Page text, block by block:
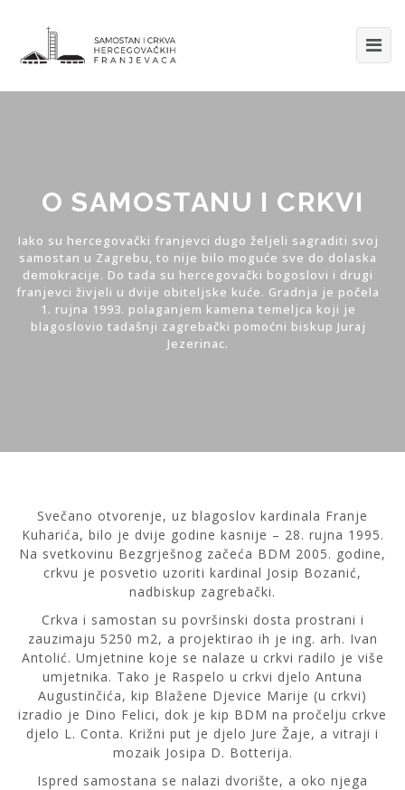
O SAMOSTANU I CRKVI
Iako su hercegovački franjevci dugo željeli sagraditi svoj
samostan u Zagrebu, to nije bilo moguće sve do dolaska
demokracije. Do tada su hercegovački bogoslovi i drugi
franjevci živjeli u dvije obiteljske kuće. Gradnja je počela
1. rujna 1993. polaganjem kamena temeljca koji je
blagoslovio tadašnji zagrebački pomoćni biskup Juraj
Jezerinac.
Svečano otvorenje, uz blagoslov kardinala Franje
Kuharića, bilo je dvije godine kasnije – 28. rujna 1995.
Na svetkovinu Bezgrješnog začeća BDM 2005. godine,
crkvu je posvetio uzoriti kardinal Josip Bozanić,
nadbiskup zagrebački.
Crkva i samostan su površinski dosta prostrani i
zauzimaju 5250 m2, a projektirao ih je ing. arh. Ivan
Antolić. Umjetnine koje se nalaze u crkvi radilo je više
umjetnika. Tako je Raspelo u crkvi djelo Antuna
Augustinčića, kip Blažene Djevice Marije (u crkvi)
izradio je Dino Felici, dok je kip BDM na pročelju crkve
djelo L. Conta. Križni put je djelo Jure Žaje, a vitraji i
mozaik Josipa D. Botterija.
Ispred samostana se nalazi dvorište, a oko njega